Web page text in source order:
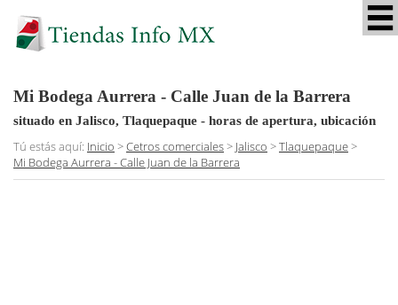
Mi Bodega Aurrera - Calle Juan de la Barrera
situado en Jalisco, Tlaquepaque - horas de apertura, ubicación
Tú estás aquí: Inicio >Cetros comerciales> Jalisco >Tlaquepaque>
Mi Bodega Aurrera - Calle Juan de la Barrera